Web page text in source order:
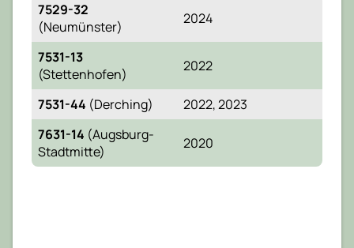
7529-32
(Neumünster)
2024
7531-13
(Stettenhofen)
2022
7531-44 (Derching)
2022, 2023
7631-14 (Augsburg-
Stadtmitte)
2020